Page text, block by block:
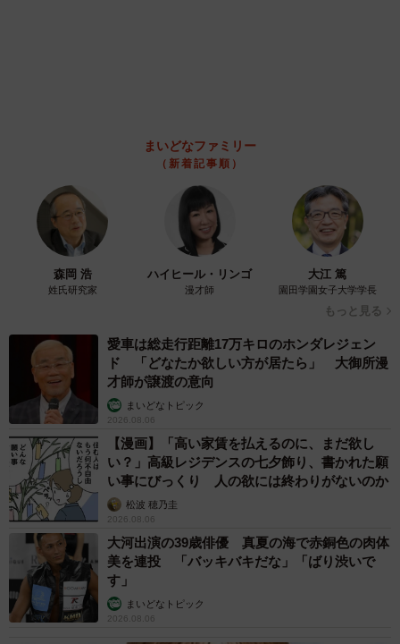
椎名 碧
2026.08.06
神々しい構図が「宗教画のよう」と話題 「尊
い」「ていうかライオンキング」
髪をバッサリと切った飼い主が帰宅すると→愛
犬たちの反応に「ワンコ様でも戸惑うのね
ANNA
2026.08.06
「誰かみたいにならなきゃ」 他人を正解にし
て生きてきた母親 自己主張が苦手な娘に教わ
った大切なこと【漫画】
海川 まこと
2026.08.06
「かわいいストーカーに追われています」甘え
ん坊な元保護猫 最後は飼い主にダイブする姿
に「間違いなく犬」「完全に親子」と反響
梨木 香奈
2026.08.06
がんと片目の失明、3時間おきの壮絶な介護を
乗り越えた猫 「叶わないかもしれない」と覚
悟した19歳の誕生日を迎えて感動